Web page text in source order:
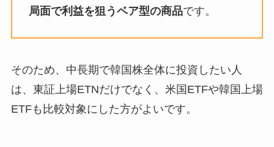
局面で利益を狙うベア型の商品です。
そのため、中長期で韓国株全体に投資したい人
は、東証上場ETNだけでなく、米国ETFや韓国上場
ETFも比較対象にした方がよいです。